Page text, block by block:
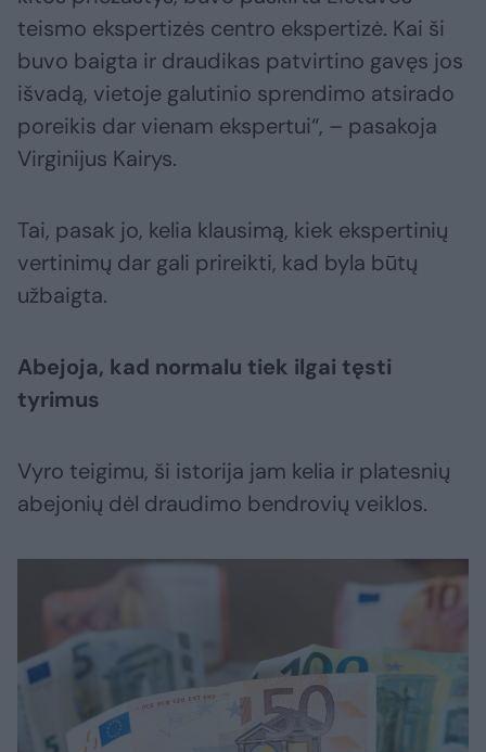
teismo ekspertizės centro ekspertizė. Kai ši
buvo baigta ir draudikas patvirtino gavęs jos
išvadą, vietoje galutinio sprendimo atsirado
poreikis dar vienam ekspertui“, – pasakoja
Virginijus Kairys.
Tai, pasak jo, kelia klausimą, kiek ekspertinių
vertinimų dar gali prireikti, kad byla būtų
užbaigta.
Abejoja, kad normalu tiek ilgai tęsti
tyrimus
Vyro teigimu, ši istorija jam kelia ir platesnių
abejonių dėl draudimo bendrovių veiklos.